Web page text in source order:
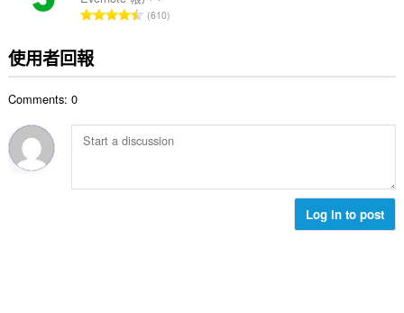
數
評
:
610
使用者回報
Comments: 0
Log in to post